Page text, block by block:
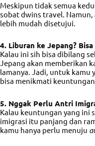
Meskipun tidak semua
sobat dwins travel.
lebih mudah disetujui.
4. Liburan ke Jepang?
Kalau ini sih bisa dibilang
Jepang akan memberikan
lamanya. Jadi, untuk kamu
bisa menikmati
5. Nggak Perlu Antri
Kalau keuntungan yang ini
imigrasi itu panjang dan
kamu hanya perlu menuju